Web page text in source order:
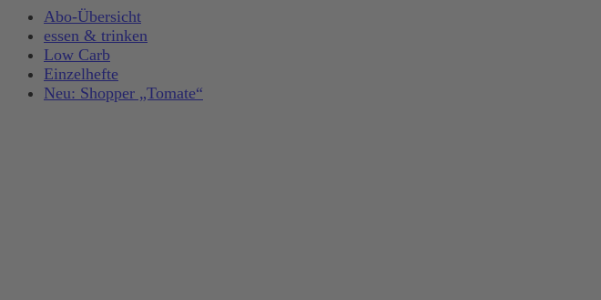
Abo-Übersicht
essen & trinken
Low Carb
Einzelhefte
Neu: Shopper „Tomate“